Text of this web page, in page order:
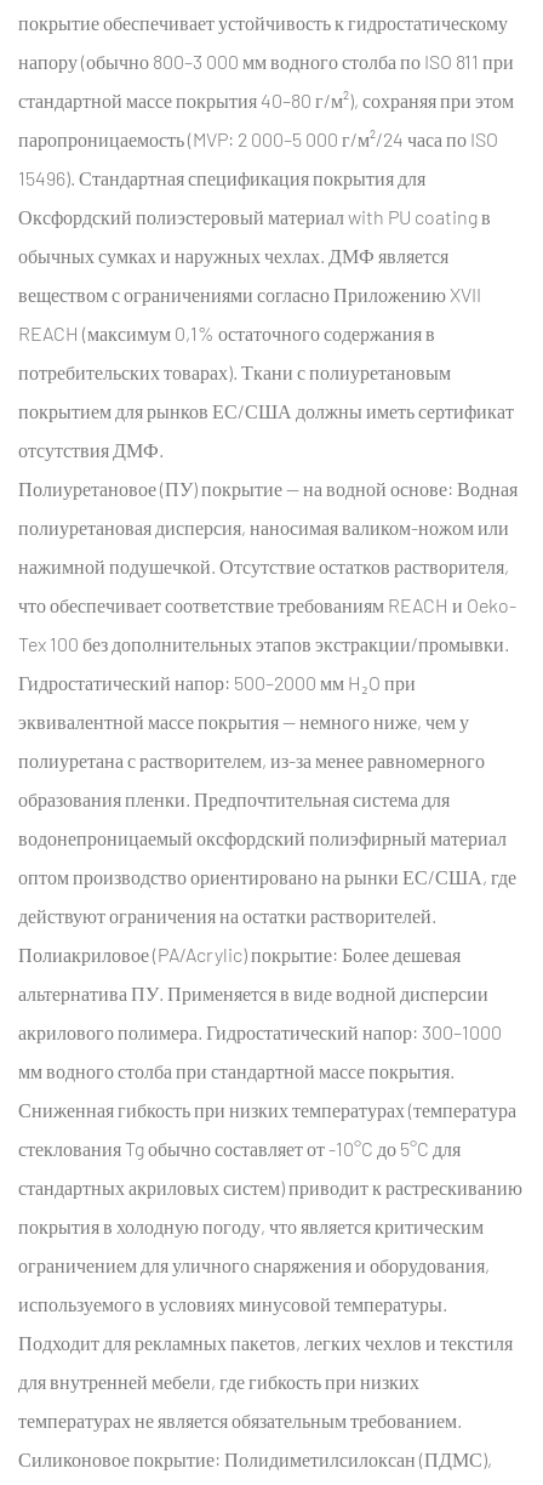
покрытие обеспечивает устойчивость к гидростатическому
напору (обычно 800–3 000 мм водного столба по ISO 811 при
стандартной массе покрытия 40–80 г/м²), сохраняя при этом
паропроницаемость (MVP: 2 000–5 000 г/м²/24 часа по ISO
15496). Стандартная спецификация покрытия для
Оксфордский полиэстеровый материал with PU coatingв
обычных сумках и наружных чехлах. ДМФ является
веществом с ограничениями согласно Приложению XVII
REACH (максимум 0,1% остаточного содержания в
потребительских товарах). Ткани с полиуретановым
покрытием для рынков ЕС/США должны иметь сертификат
отсутствия ДМФ.
Полиуретановое (ПУ) покрытие — на водной основе: Водная
полиуретановая дисперсия, наносимая валиком-ножом или
нажимной подушечкой. Отсутствие остатков растворителя,
что обеспечивает соответствие требованиям REACH и Oeko-
Tex 100 без дополнительных этапов экстракции/промывки.
Гидростатический напор: 500–2000 мм H₂O при
эквивалентной массе покрытия — немного ниже, чем у
полиуретана с растворителем, из-за менее равномерного
образования пленки. Предпочтительная система для
водонепроницаемый оксфордский полиэфирный материал
оптомпроизводство ориентировано на рынки ЕС/США, где
действуют ограничения на остатки растворителей.
Полиакриловое (PA/Acrylic) покрытие: Более дешевая
альтернатива ПУ. Применяется в виде водной дисперсии
акрилового полимера. Гидростатический напор: 300–1000
мм водного столба при стандартной массе покрытия.
Сниженная гибкость при низких температурах (температура
стеклования Tg обычно составляет от -10°C до 5°C для
стандартных акриловых систем) приводит к растрескиванию
покрытия в холодную погоду, что является критическим
ограничением для уличного снаряжения и оборудования,
используемого в условиях минусовой температуры.
Подходит для рекламных пакетов, легких чехлов и текстиля
для внутренней мебели, где гибкость при низких
температурах не является обязательным требованием.
Силиконовое покрытие: Полидиметилсилоксан (ПДМС),